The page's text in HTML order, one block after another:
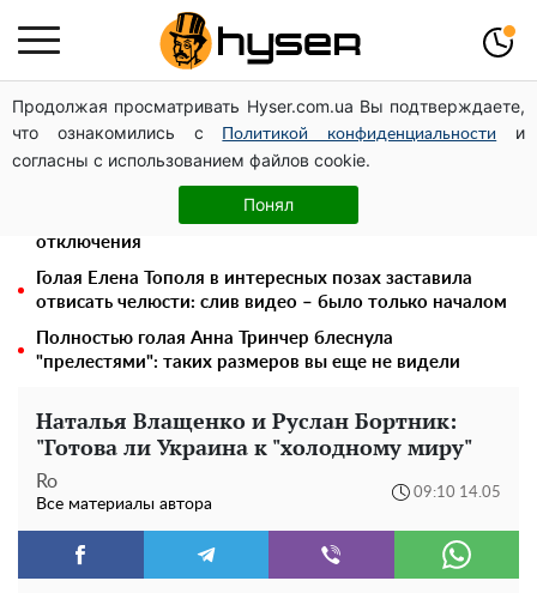
Продолжая просматривать Hyser.com.ua Вы подтверждаете,
что ознакомились с
Политикой конфиденциальности
и
согласны с использованием файлов cookie.
Понял
Украинская авиатранспортная ассоциация обратилась
в Минфин с призывом унифицировать
налогообложение авиализинга
Месяц без света, лютый холод и коммунальные
платежи на тысячи гривен: народ "ломают" в
отключения
Голая Елена Тополя в интересных позах заставила
отвисать челюсти: слив видео – было только началом
Полностью голая Анна Тринчер блеснула
"прелестями": таких размеров вы еще не видели
Наталья Влащенко и Руслан Бортник:
"Готова ли Украина к "холодному миру"
Ro
Все материалы автора
09:10 14.05